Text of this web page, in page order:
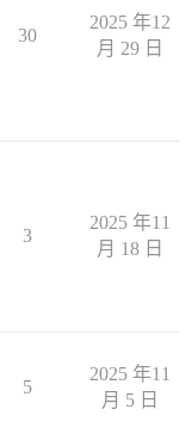
30
2025 年12
月 29 日
3
2025 年11
月 18 日
5
2025 年11
月 5 日